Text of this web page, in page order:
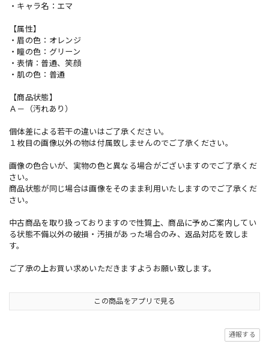
・キャラ名：エマ
【属性】
・眉の色：オレンジ
・瞳の色：グリーン
・表情：普通、笑顔
・肌の色：普通
【商品状態】
Ａ－（汚れあり）
個体差による若干の違いはご了承ください。
１枚目の画像以外の物は付属致しませんのでご了承ください。
画像の色合いが、実物の色と異なる場合がございますのでご了承くだ
さい。
商品状態が同じ場合は画像をそのまま利用いたしますのでご了承くだ
さい。
中古商品を取り扱っておりますので性質上、商品に予めご案内してい
る状態不備以外の破損・汚損があった場合のみ、返品対応を致しま
す。
ご了承の上お買い求めいただきますようお願い致します。
この商品をアプリで見る
通報する